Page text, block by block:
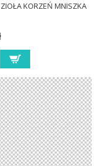
ZIOŁA KORZEŃ MNISZKA